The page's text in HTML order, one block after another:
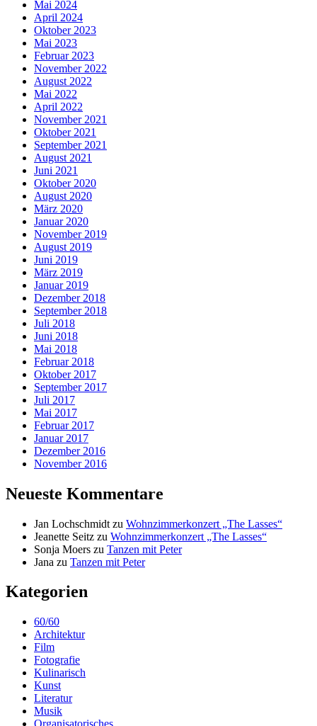
Mai 2024
April 2024
Oktober 2023
Mai 2023
Februar 2023
November 2022
August 2022
Mai 2022
April 2022
November 2021
Oktober 2021
September 2021
August 2021
Juni 2021
Oktober 2020
August 2020
März 2020
Januar 2020
November 2019
August 2019
Juni 2019
März 2019
Januar 2019
Dezember 2018
September 2018
Juli 2018
Juni 2018
Mai 2018
Februar 2018
Oktober 2017
September 2017
Juli 2017
Mai 2017
Februar 2017
Januar 2017
Dezember 2016
November 2016
Neueste Kommentare
Jan Lochschmidt zu Wohnzimmerkonzert „The Lasses“
Jeanette Seitz zu Wohnzimmerkonzert „The Lasses“
Sonja Moers zu Tanzen mit Peter
Jana zu Tanzen mit Peter
Kategorien
60/60
Architektur
Film
Fotografie
Kulinarisch
Kunst
Literatur
Musik